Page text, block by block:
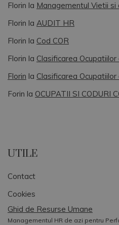
Florin la Managementul Vietii si
Florin la AUDIT HR
Florin la Cod COR
Florin la Clasificarea Ocupatiilor
Florin la Clasificarea Ocupatiilor
Forin la OCUPATII SI CODURI
UTILE
Contact
Cookies
Ghid de Resurse Umane
Managementul HR de azi pentru